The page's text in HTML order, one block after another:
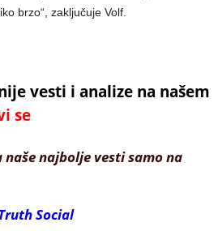
brzo“, zaključuje Volf.
vesti i analize na našem
se
najbolje vesti samo na
Social